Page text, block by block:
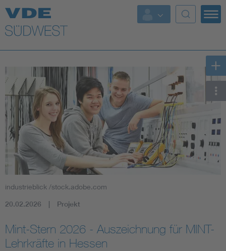
Top Themen
Weitere Themen
industrieblick /stock.adobe.com
20.02.2026 Projekt
Mint-Stern 2026 - Auszeichnung für MINT-
Lehrkräfte in Hessen